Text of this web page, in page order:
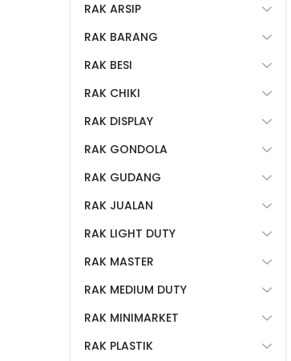
RAK ARSIP
RAK BARANG
RAK BESI
RAK CHIKI
RAK DISPLAY
RAK GONDOLA
RAK GUDANG
RAK JUALAN
RAK LIGHT DUTY
RAK MASTER
RAK MEDIUM DUTY
RAK MINIMARKET
RAK PLASTIK